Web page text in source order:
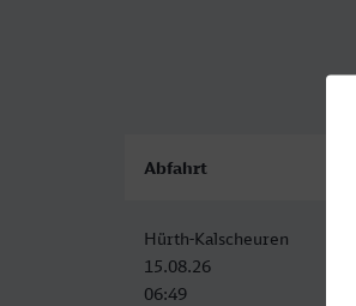
Abfahrt
Hürth-Kalscheuren
15.08.26
06:49